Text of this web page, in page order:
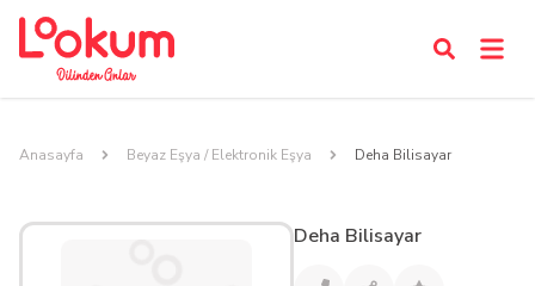
Anasayfa Beyaz Eşya / Elektronik Eşya Deha Bilisayar
Deha Bilisayar